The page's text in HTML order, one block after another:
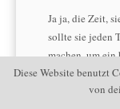
Ja ja, die Zeit,
sollte sie jeden
machen, um ein
retten. Aber vor
die Zeit auch
Diese Website benutzt
von